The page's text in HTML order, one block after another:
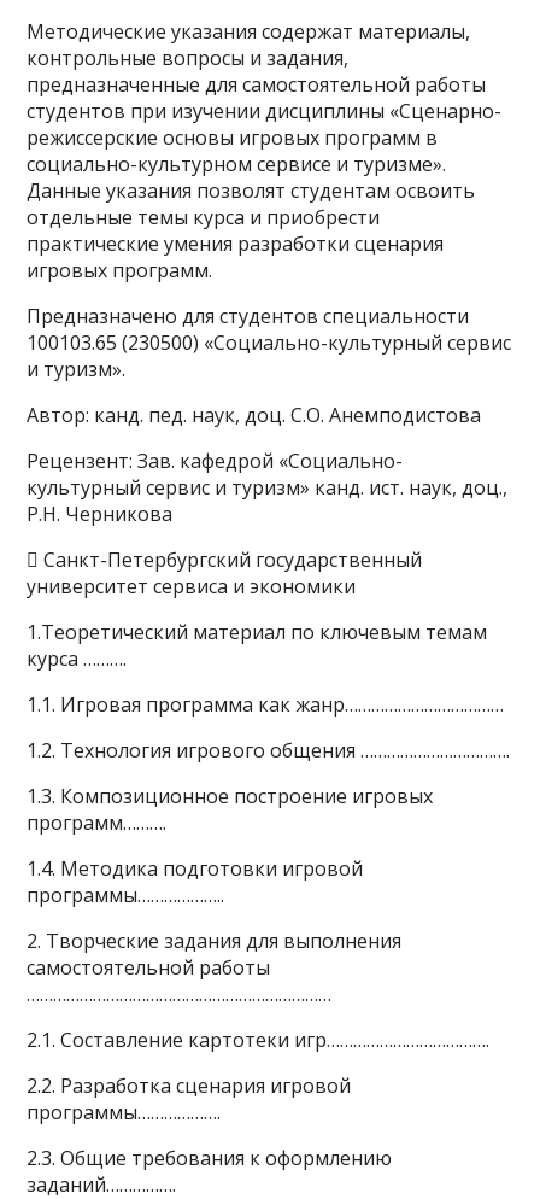
Методические указания содержат материалы,
контрольные вопросы и задания,
предназначенные для самостоятельной работы
студентов при изучении дисциплины «Сценарно-
режиссерские основы игровых программ в
социально-культурном сервисе и туризме».
Данные указания позволят студентам освоить
отдельные темы курса и приобрести
практические умения разработки сценария
игровых программ.
Предназначено для студентов специальности
100103.65 (230500) «Социально-культурный сервис
и туризм».
Автор: канд. пед. наук, доц. С.О. Анемподистова
Рецензент: Зав. кафедрой «Социально-
культурный сервис и туризм» канд. ист. наук, доц.,
Р.Н. Черникова
 Санкт-Петербургский государственный
университет сервиса и экономики
1.Теоретический материал по ключевым темам
курса ……….
1.1. Игровая программа как жанр………………………………
1.2. Технология игрового общения …………………………….
1.3. Композиционное построение игровых
программ……….
1.4. Методика подготовки игровой
программы………………..
2. Творческие задания для выполнения
самостоятельной работы
……………………………………………………………
2.1. Составление картотеки игр……………………………….
2.2. Разработка сценария игровой
программы……………….
2.3. Общие требования к оформлению
заданий…………….